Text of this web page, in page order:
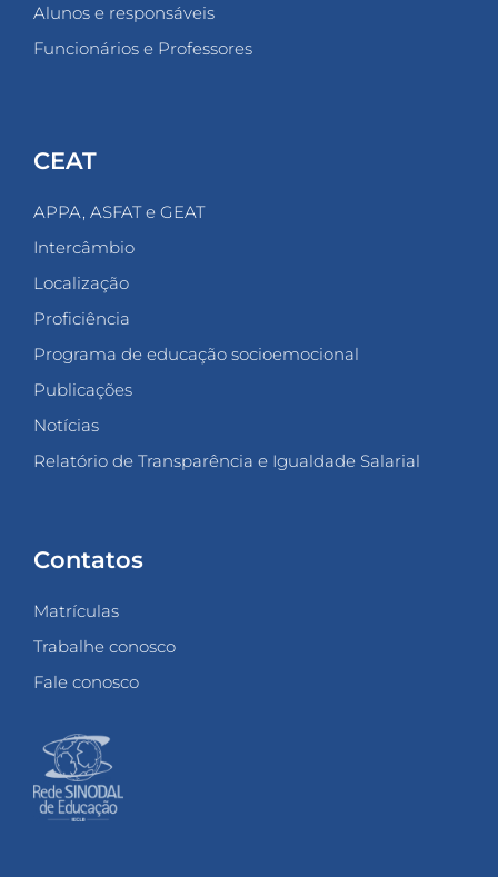
Alunos e responsáveis
Funcionários e Professores
CEAT
APPA, ASFAT e GEAT
Intercâmbio
Localização
Proficiência
Programa de educação socioemocional
Publicações
Notícias
Relatório de Transparência e Igualdade Salarial
Contatos
Matrículas
Trabalhe conosco
Fale conosco